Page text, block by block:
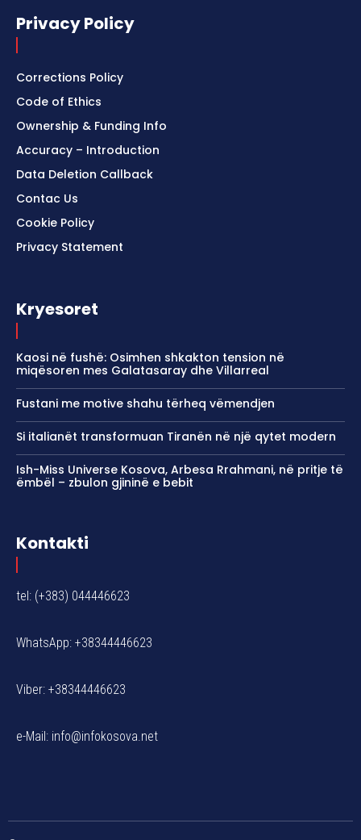
Privacy Policy
Corrections Policy
Code of Ethics
Ownership & Funding Info
Accuracy – Introduction
Data Deletion Callback
Contac Us
Cookie Policy
Privacy Statement
Kryesoret
Kaosi në fushë: Osimhen shkakton tension në
miqësoren mes Galatasaray dhe Villarreal
Fustani me motive shahu tërheq vëmendjen
Si italianët transformuan Tiranën në një qytet modern
Ish-Miss Universe Kosova, Arbesa Rrahmani, në pritje të
ëmbël – zbulon gjininë e bebit
Kontakti
tel: (+383) 044446623
WhatsApp: +38344446623
Viber: +38344446623
e-Mail: info@infokosova.net